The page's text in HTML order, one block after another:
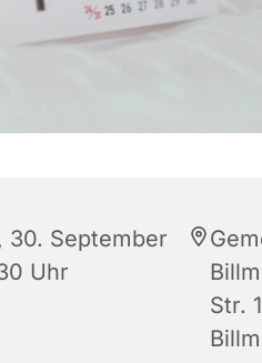
30. September
Uhr
Str.